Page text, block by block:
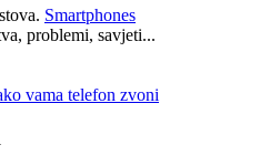
Smartphones
problemi, savjeti...
vama telefon zvoni